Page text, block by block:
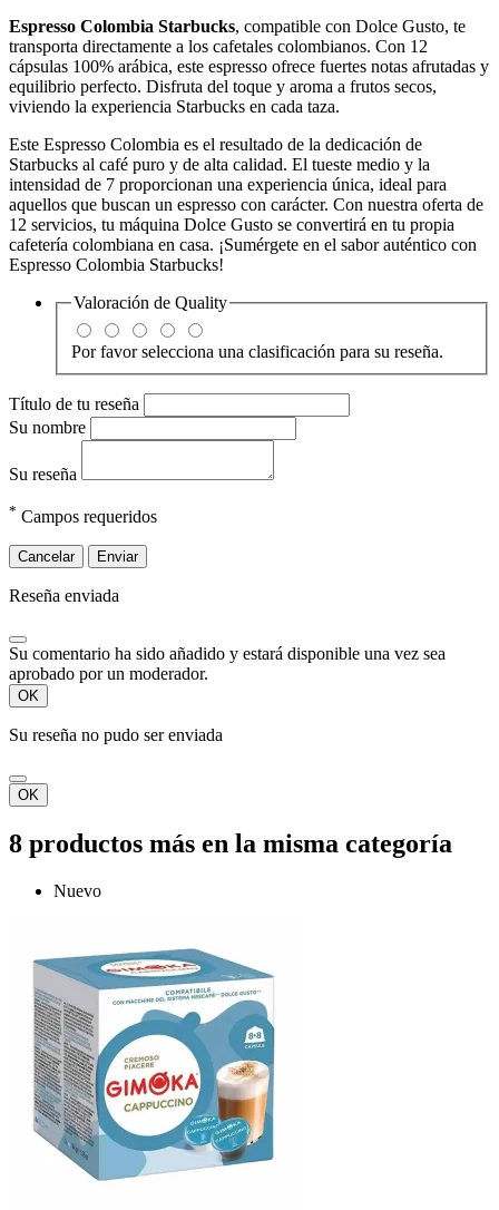
Espresso Colombia Starbucks, compatible con Dolce Gusto, te
transporta directamente a los cafetales colombianos. Con 12
cápsulas 100% arábica, este espresso ofrece fuertes notas afrutadas y
equilibrio perfecto. Disfruta del toque y aroma a frutos secos,
viviendo la experiencia Starbucks en cada taza.
Este Espresso Colombia es el resultado de la dedicación de
Starbucks al café puro y de alta calidad. El tueste medio y la
intensidad de 7 proporcionan una experiencia única, ideal para
aquellos que buscan un espresso con carácter. Con nuestra oferta de
12 servicios, tu máquina Dolce Gusto se convertirá en tu propia
cafetería colombiana en casa. ¡Sumérgete en el sabor auténtico con
Espresso Colombia Starbucks!
Valoración de Quality
Por favor selecciona una clasificación para su reseña.
Título de tu reseña
Su nombre
Su reseña
* Campos requeridos
Cancelar Enviar
Reseña enviada
Su comentario ha sido añadido y estará disponible una vez sea
aprobado por un moderador.
OK
Su reseña no pudo ser enviada
OK
8 productos más en la misma categoría
Nuevo